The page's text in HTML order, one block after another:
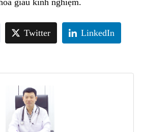
giàu kinh nghiệm.
Twitter LinkedIn